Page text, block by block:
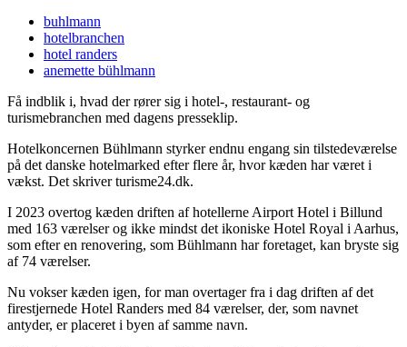
buhlmann
hotelbranchen
hotel randers
anemette bühlmann
Få indblik i, hvad der rører sig i hotel-, restaurant- og
turismebranchen med dagens presseklip.
Hotelkoncernen Bühlmann styrker endnu engang sin tilstedeværelse
på det danske hotelmarked efter flere år, hvor kæden har været i
vækst. Det skriver turisme24.dk.
I 2023 overtog kæden driften af hotellerne Airport Hotel i Billund
med 163 værelser og ikke mindst det ikoniske Hotel Royal i Aarhus,
som efter en renovering, som Bühlmann har foretaget, kan bryste sig
af 74 værelser.
Nu vokser kæden igen, for man overtager fra i dag driften af det
firestjernede Hotel Randers med 84 værelser, der, som navnet
antyder, er placeret i byen af samme navn.